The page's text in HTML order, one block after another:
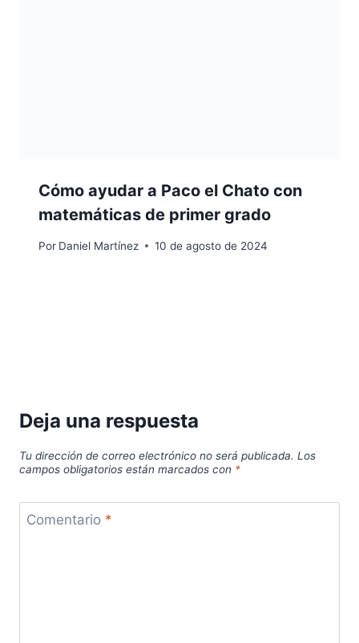
Cómo ayudar a Paco el Chato con
matemáticas de primer grado
Por Daniel Martínez 10 de agosto de 2024
Deja una respuesta
Tu dirección de correo electrónico no será publicada. Los
campos obligatorios están marcados con *
Comentario *